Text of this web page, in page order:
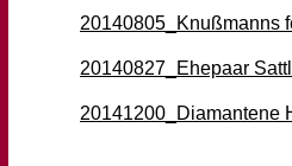
20140805_Knußmanns
20140827_Ehepaar
20141200_Diamantene